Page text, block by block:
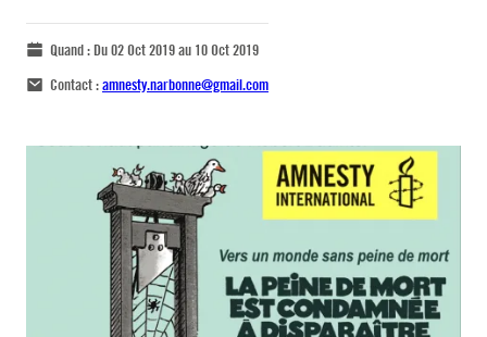
Quand :Du 02 Oct 2019 au 10 Oct 2019
Contact :amnesty.narbonne@gmail.com